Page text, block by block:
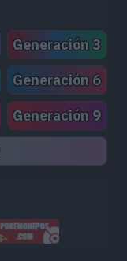
Generación 3
Generación 6
Generación 9